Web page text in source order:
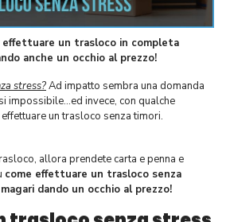
un trasloco in completa
anche un occhio al prezzo!
stress?Ad impatto sembra una domanda
impossibile…ed invece, con qualche
un trasloco senza timori.
allora prendete carta e penna e
come effettuare un trasloco senza
dando un occhio al prezzo!